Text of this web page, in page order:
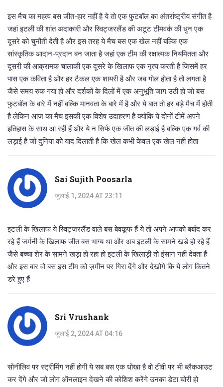
इस मैच का महत्व बस जीत-हार नहीं है ये तो एक फुटबॉल का अंतर्राष्ट्रीय संगीत है
जहां इटली की शांत अदाकारी और स्विट्जरलैंड की अटूट टीमवर्क की धुन एक
दूसरे को चुनौती देती है और इस तरह ये मैच बस एक खेल नहीं बल्कि एक
सांस्कृतिक आदान-प्रदान बन जाता है जहां एक टीम की रक्षात्मक नियमितता और
दूसरी की आक्रामक चालाकी एक दूसरे के खिलाफ एक नृत्य करती है जिसमें हर
पास एक कविता है और हर टैकल एक शायरी है और जब गोल होता है तो लगता है
जैसे समय रुक गया हो और दर्शकों के दिलों में एक अनुभूति जाग उठी हो जो बस
फुटबॉल के बारे में नहीं बल्कि मानवता के बारे में है और ये बात तो हर बड़े मैच में होती
है लेकिन आज का मैच इसकी एक विशेष उदाहरण है क्योंकि ये दोनों टीमें अपने
इतिहास के साथ आ रही हैं और ये न सिर्फ एक जीत की लड़ाई है बल्कि एक गर्व की
लड़ाई है जो दुनिया को याद दिलाती है कि खेल कभी केवल एक खेल नहीं होता
Sai Sujith Poosarla
जुलाई 1, 2024 AT 23:11
इटली के खिलाफ ये स्विट्जरलैंड वाले बस बेवकूफ हैं ये तो अपने आपको बर्बाद कर
रहे हैं जर्मनी के खिलाफ जीत बस भाग्य था और अब इटली के सामने खड़े हो रहे हैं
जैसे बच्चा शेर के सामने खड़ा हो रहा हो इटली के खिलाड़ी तो इंसान नहीं देवता हैं
और इस बार वो बस इस टीम को ज़मीन पर गिरा देंगे और देखोगे कि ये लोग कितने
डरे हुए हैं
Sri Vrushank
जुलाई 2, 2024 AT 04:16
सोनीलिव पर स्ट्रीमिंग नहीं होगी ये सब बस एक धोखा है वो टीवी पर भी ब्लैकआउट
कर देंगे और जो लोग ऑनलाइन देखने की कोशिश करेंगे उनका डेटा चोरी हो